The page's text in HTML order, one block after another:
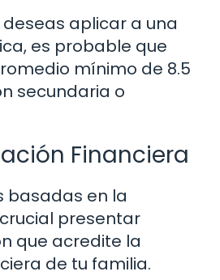
deseas aplicar a una
es probable que
mínimo de 8.5
secundaria o
Financiera
basadas en la
presentar
que acredite la
de tu familia.